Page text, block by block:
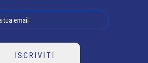
ISCRIVITI